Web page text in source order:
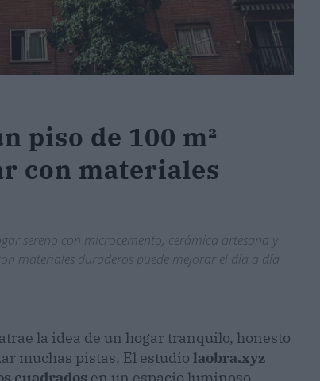
piso de 100 m²
con materiales
sereno con microcemento, cerámica artesana y
materiales duraderos puede mejorar el día a día
la idea de un hogar tranquilo, honesto
muchas pistas. El estudio laobra.xyz